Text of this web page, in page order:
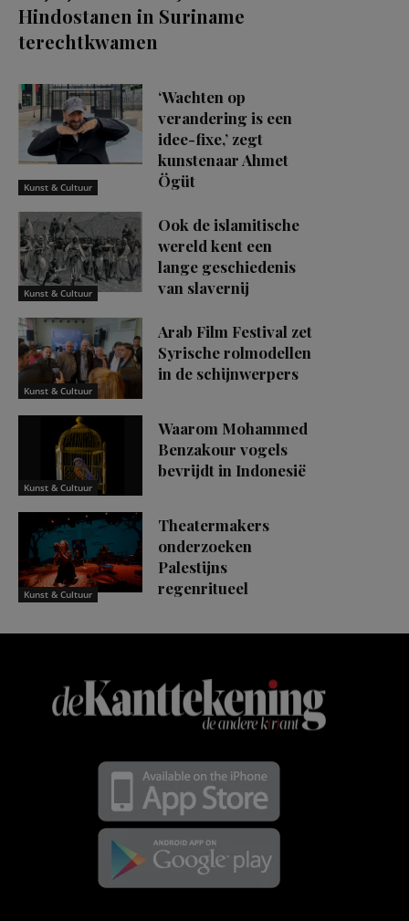
Hindostanen in Suriname
terechtkwamen
Kunst & Cultuur
‘Wachten op
verandering is een
idee-fixe,’ zegt
kunstenaar Ahmet
Ögüt
Kunst & Cultuur
Ook de islamitische
wereld kent een
lange geschiedenis
van slavernij
Kunst & Cultuur
Arab Film Festival zet
Syrische rolmodellen
in de schijnwerpers
Kunst & Cultuur
Waarom Mohammed
Benzakour vogels
bevrijdt in Indonesië
Kunst & Cultuur
Theatermakers
onderzoeken
Palestijns
regenritueel